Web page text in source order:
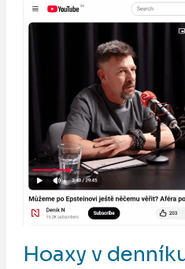
pripravená
Hoaxy v